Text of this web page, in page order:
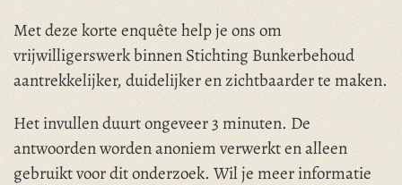
Met deze korte enquête help je ons om
vrijwilligerswerk binnen Stichting Bunkerbehoud
aantrekkelijker, duidelijker en zichtbaarder te maken.
Het invullen duurt ongeveer 3 minuten. De
antwoorden worden anoniem verwerkt en alleen
gebruikt voor dit onderzoek. Wil je meer informatie